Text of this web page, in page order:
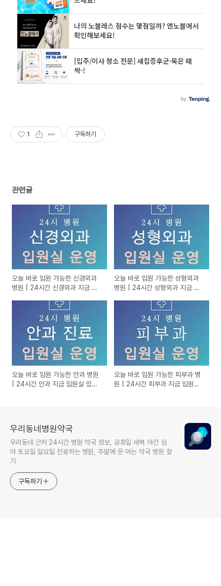
1 구독하기
관련글
오늘 바로 입원 가능한 신경외과
병원 | 24시간 신경외과 지금 입
오늘 바로 입원 가능한 성형외과
병원 | 24시간 성형외과 지금 입
오늘 바로 입원 가능한 안과 병원
| 24시간 안과 지금 입원실 있는
오늘 바로 입원 가능한 피부과 병
원 | 24시간 피부과 지금 입원실
우리동네병원약국
우리동네 근처 24시간 병원 약국 정보, 공휴일 새벽 야간 심
야 토요일 일요일 진료하는 병원, 주말에 문 여는 약국 병원 찾
기
구독하기